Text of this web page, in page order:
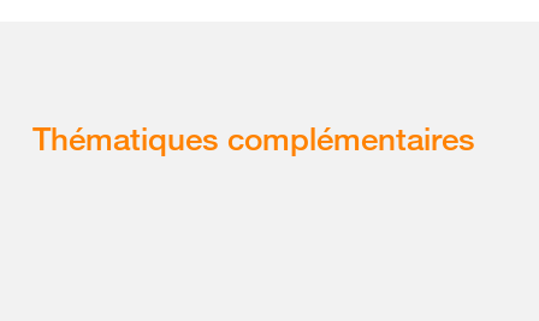
Thématiques complémentaires